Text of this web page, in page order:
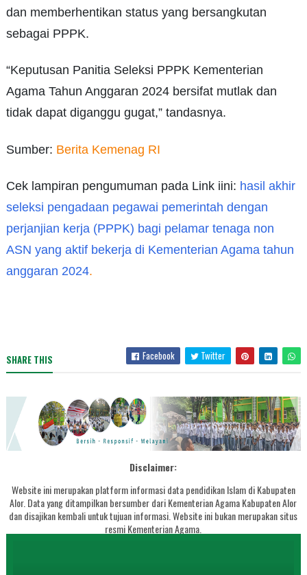
dan memberhentikan status yang bersangkutan
sebagai PPPK.
“Keputusan Panitia Seleksi PPPK Kementerian
Agama Tahun Anggaran 2024 bersifat mutlak dan
tidak dapat diganggu gugat,” tandasnya.
Sumber: Berita Kemenag RI
Cek lampiran pengumuman pada Link iini: hasil akhir
seleksi pengadaan pegawai pemerintah dengan
perjanjian kerja (PPPK) bagi pelamar tenaga non
ASN yang aktif bekerja di Kementerian Agama tahun
anggaran 2024.
SHARE THIS Facebook Twitter
Disclaimer:
Website ini merupakan platform informasi data pendidikan Islam di Kabupaten
Alor. Data yang ditampilkan bersumber dari Kementerian Agama Kabupaten Alor
dan disajikan kembali untuk tujuan informasi. Website ini bukan merupakan situs
resmi Kementerian Agama.